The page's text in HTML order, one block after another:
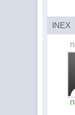
INEX